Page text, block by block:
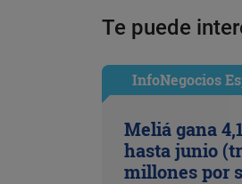
Te puede
InfoNegocios
Meliá gana
hasta junio
millones por